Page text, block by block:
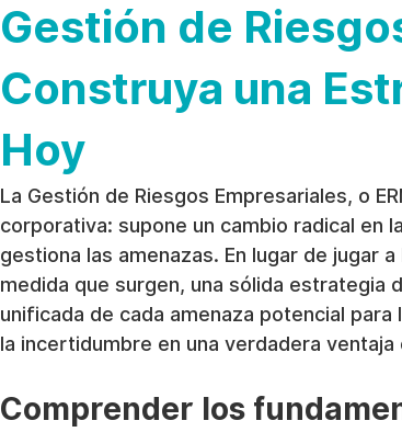
Gestión de
Construya una
Hoy
La Gestión de Riesgos Empresariales, o
corporativa: supone un cambio radical en
gestiona las amenazas. En lugar de jugar
medida que surgen, una sólida estrategia
unificada de cada amenaza potencial
la incertidumbre en una verdadera
Comprender los